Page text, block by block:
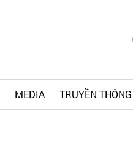
MEDIA TRUYỀN THÔNG